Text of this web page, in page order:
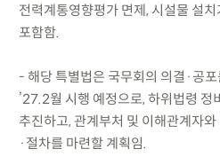
전력계통영향평가 면제, 시설물 설
포함함.
- 해당 특별법은 국무회의 의결·공
’27.2월 시행 예정으로, 하위법령 정
추진하고, 관계부처 및 이해관계자
·절차를 마련할 계획임.